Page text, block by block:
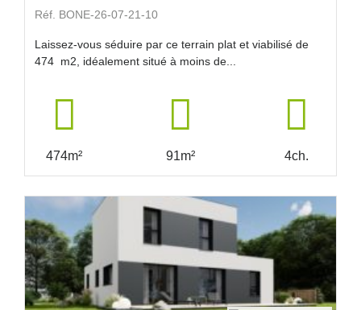
Réf. BONE-26-07-21-10
Laissez-vous séduire par ce terrain plat et viabilisé de
474 m2, idéalement situé à moins de...
474m² 91m² 4ch.